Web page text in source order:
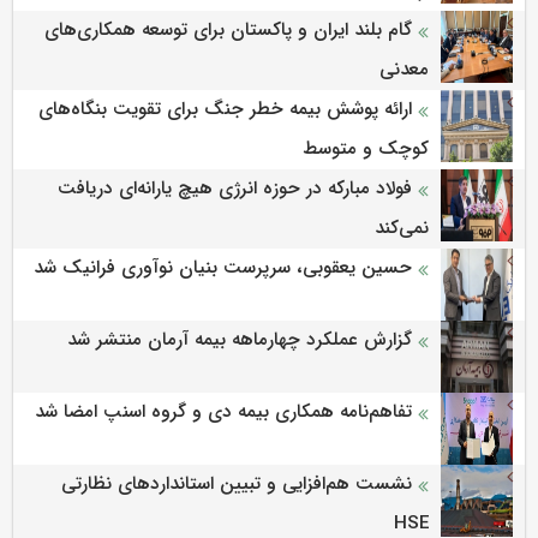
گام بلند ایران و پاکستان برای توسعه همکاری‌های
معدنی
ارائه پوشش بیمه خطر جنگ برای تقویت بنگاه‌های
کوچک و متوسط
فولاد مبارکه در حوزه انرژی هیچ یارانه‌ای دریافت
نمی‌کند
حسین یعقوبی، سرپرست بنیان نوآوری فرانیک شد
گزارش عملکرد چهارماهه بیمه آرمان منتشر شد
تفاهم‌نامه همکاری بیمه دی و گروه اسنپ امضا شد
نشست هم‌افزایی و تبیین استانداردهای نظارتی
HSE